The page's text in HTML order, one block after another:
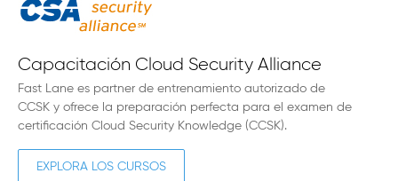
Capacitación Cloud Security Alliance
Fast Lane es partner de entrenamiento autorizado de
CCSK y ofrece la preparación perfecta para el examen de
certificación Cloud Security Knowledge (CCSK).
EXPLORA LOS CURSOS